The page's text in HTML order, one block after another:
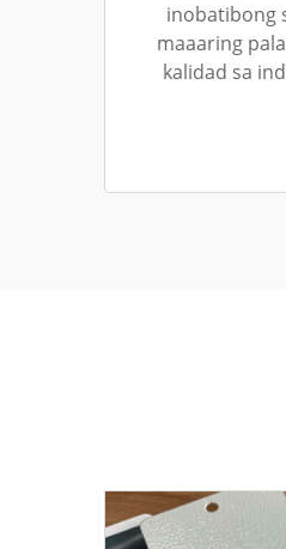
inobatibong
maaaring
kalidad sa